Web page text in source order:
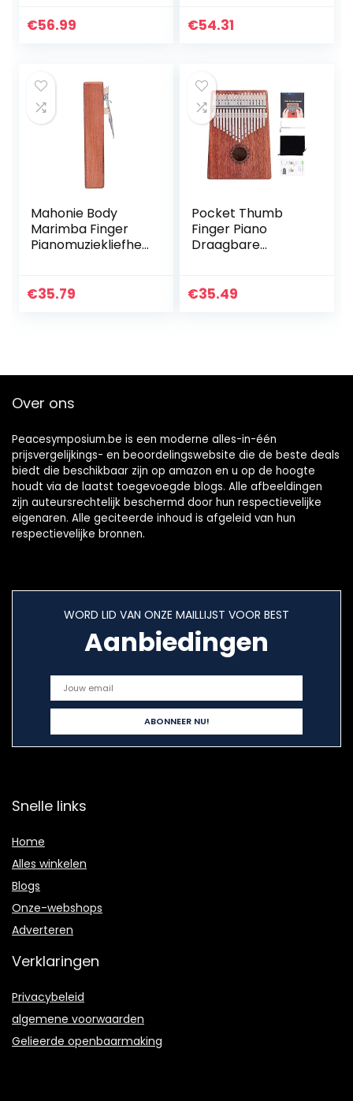
muzikaal talent.
€56.99
Early Childhood
€54.31
Mahonie Body
Marimba Finger
Pianomuziekliefhe
en ouderen And
€35.79
Pocket Thumb
Finger Piano
Draagbare
muzikaal talent.
€35.49
Over ons
Peacesymposium.be is een moderne alles-in-één
prijsvergelijkings- en beoordelingswebsite die de beste deals
biedt die beschikbaar zijn op amazon en u op de hoogte
houdt via de laatst toegevoegde blogs. Alle afbeeldingen
zijn auteursrechtelijk beschermd door hun respectievelijke
eigenaren. Alle geciteerde inhoud is afgeleid van hun
respectievelijke bronnen.
WORD LID VAN ONZE MAILLIJST VOOR BEST
Aanbiedingen
Snelle links
Home
Alles winkelen
Blogs
Onze-webshops
Adverteren
Verklaringen
Privacybeleid
algemene voorwaarden
Gelieerde openbaarmaking